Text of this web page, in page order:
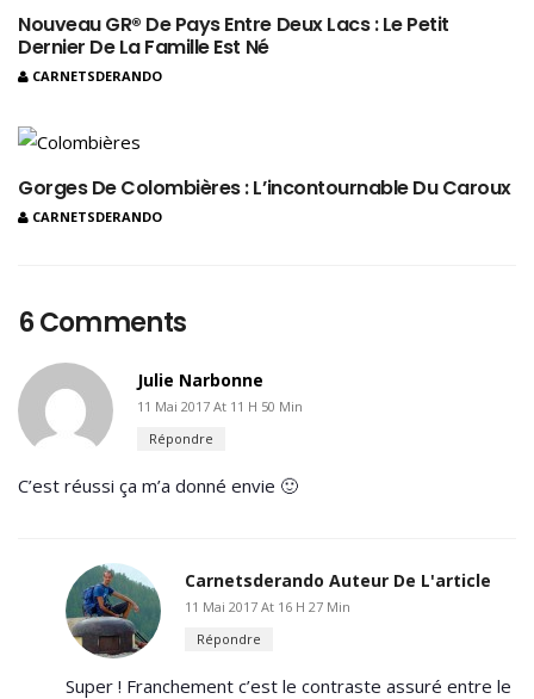
Nouveau GR® De Pays Entre Deux Lacs : Le Petit
Dernier De La Famille Est Né
CARNETSDERANDO
Gorges De Colombières : L’incontournable Du Caroux
CARNETSDERANDO
6 Comments
Julie Narbonne
11 Mai 2017 At 11 H 50 Min
Répondre
C’est réussi ça m’a donné envie 🙂
Carnetsderando Auteur De L'article
11 Mai 2017 At 16 H 27 Min
Répondre
Super ! Franchement c’est le contraste assuré entre le